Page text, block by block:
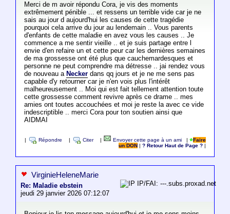
Merci de m avoir répondu Cora, je vis des moments
extrêmement pénible ... et ressens un terrible vide car je ne
sais au jour d aujourd'hui les causes de cette tragédie
pourquoi cela arrive du jour au lendemain .. Vous parents
d'enfants de cette maladie en avez vous les causes .. Je
commence a me sentir vieille .. et je suis partage entre l
envie d'en refaire un et cette peur car les dernières semaines
de ma grossesse ont été plus que cauchemardesques et
personne ne peut comprendre ma détresse .. jai rendez vous
de nouveau a Neckerdans qq jours et je ne me sens pas
capable d'y retourner car je n'en vois plus l'intérêt
malheureusement .. Moi qui est fait tellement attention toute
cette grossesse comment revivre après ce drame .. mes
amies ont toutes accouchées et moi je reste la avec ce vide
indescriptible .. merci Cora pour ton soutien ainsi que
AIDMAI
Répondre Citer Envoyer cette page à un ami |
Faire
un DON
|? Retour Haut de Page ?
VirginieHeleneMarie
Re: Maladie ebstein
jeudi 29 janvier 2026 07:12:07
IP/FAI: ---.subs.proxad.net